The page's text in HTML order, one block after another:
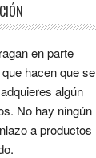
en parte
hacen que se
algún
No hay ningún
a productos